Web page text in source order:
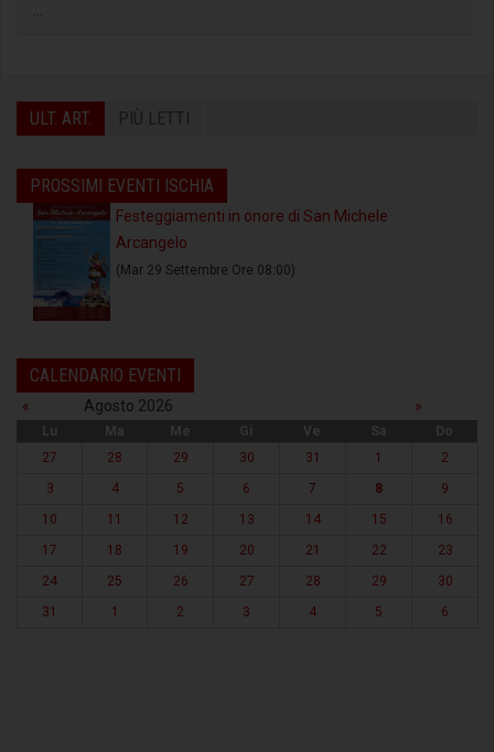
...
ULT. ART. PIÙ LETTI
PROSSIMI EVENTI ISCHIA
Festeggiamenti in onore di San Michele
Arcangelo
(Mar 29 Settembre Ore 08:00)
CALENDARIO EVENTI
« Agosto 2026 »
Lu Ma Me Gi Ve Sa
Do
27
28 29 30 31 1
2
3
4 5 6 7 8
9
10
11 12 13 14 15
16
17
18 19 20 21 22
23
24
25 26 27 28 29
30
31
1 2 3 4 5 6